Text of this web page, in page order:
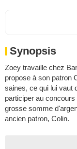
Synopsis
Zoey travaille chez
propose à son patron
saines, ce qui lui vaut
participer au
grosse somme
ancien patron, Colin.